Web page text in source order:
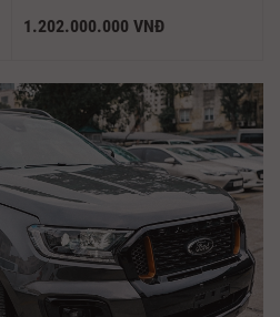
1.202.000.000 VNĐ